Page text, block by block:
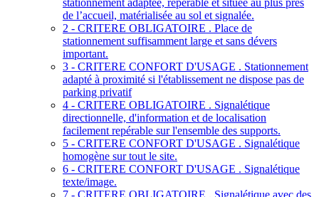
stationnement adaptée, repérable et située au plus près
de l’accueil, matérialisée au sol et signalée.
2 - CRITERE OBLIGATOIRE . Place de
stationnement suffisamment large et sans dévers
important.
3 - CRITERE CONFORT D'USAGE . Stationnement
adapté à proximité si l'établissement ne dispose pas de
parking privatif
4 - CRITERE OBLIGATOIRE . Signalétique
directionnelle, d'information et de localisation
facilement repérable sur l'ensemble des supports.
5 - CRITERE CONFORT D'USAGE . Signalétique
homogène sur tout le site.
6 - CRITERE CONFORT D'USAGE . Signalétique
texte/image.